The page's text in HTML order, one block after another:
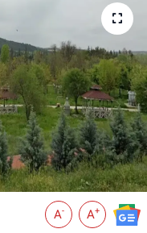
A- A+